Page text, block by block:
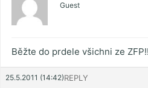
Guest
Běžte do prdele všichni ze
25.5.2011 (14:42)REPLY